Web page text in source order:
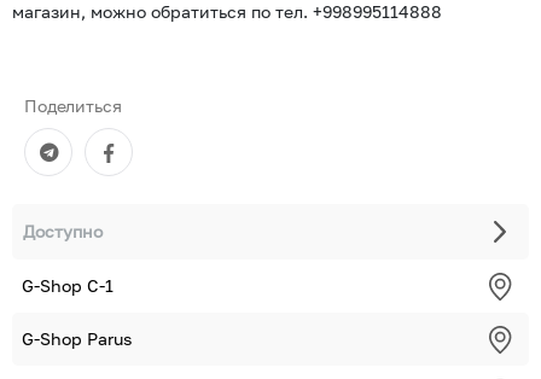
магазин, можно обратиться по тел. +998995114888
Поделиться
Доступно
G-Shop С-1
G-Shop Parus